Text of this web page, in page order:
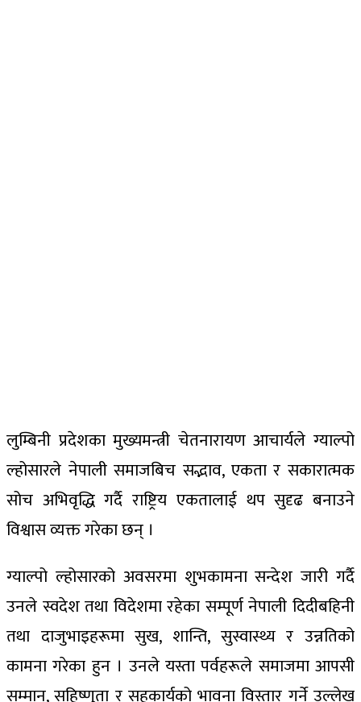
लुम्बिनी प्रदेशका मुख्यमन्त्री चेतनारायण आचार्यले ग्याल्पो
ल्होसारले नेपाली समाजबिच सद्भाव, एकता र सकारात्मक
सोच अभिवृद्धि गर्दै राष्ट्रिय एकतालाई थप सुदृढ बनाउने
विश्वास व्यक्त गरेका छन् ।
ग्याल्पो ल्होसारको अवसरमा शुभकामना सन्देश जारी गर्दै
उनले स्वदेश तथा विदेशमा रहेका सम्पूर्ण नेपाली दिदीबहिनी
तथा दाजुभाइहरूमा सुख, शान्ति, सुस्वास्थ्य र उन्नतिको
कामना गरेका हुन । उनले यस्ता पर्वहरूले समाजमा आपसी
सम्मान, सहिष्णुता र सहकार्यको भावना विस्तार गर्ने उल्लेख